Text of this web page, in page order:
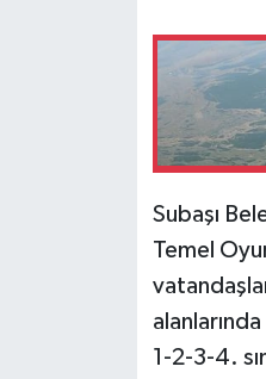
Subaşı
Temel
1-2-3-4.